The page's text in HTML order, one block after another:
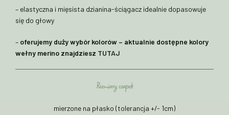
– elastyczna i mięsista dzianina-ściągacz idealnie dopasowuje
się do głowy
– oferujemy duży wybór kolorów – aktualnie dostępne kolory
wełny merino znajdziesz TUTAJ
Rozmiary czapek
mierzone na płasko (tolerancja +/- 1cm)